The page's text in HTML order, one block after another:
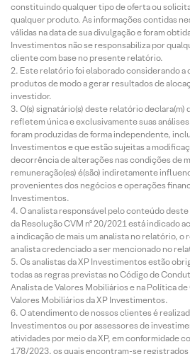
constituindo qualquer tipo de oferta ou
qualquer produto. As informações contidas
válidas na data de sua divulgação e foram
Investimentos não se responsabiliza por
cliente com base no presente relatório.
Este relatório foi elaborado considerando a
produtos de modo a gerar resultados de
investidor.
O(s) signatário(s) deste relatório declara(m)
refletem única e exclusivamente suas
foram produzidas de forma independente,
Investimentos e que estão sujeitas a
decorrência de alterações nas condições de
remuneração(es) é(são) indiretamente
provenientes dos negócios e operações
Investimentos.
O analista responsável pelo conteúdo
da Resolução CVM nº 20/2021 está indicado
a indicação de mais um analista no relatório, o
analista credenciado a ser mencionado no
Os analistas da XP Investimentos estão
todas as regras previstas no Código de
Analista de Valores Mobiliários e na Política
Valores Mobiliários da XP Investimentos.
O atendimento de nossos clientes é
Investimentos ou por assessores de
atividades por meio da XP, em conformidade
178/2023, os quais encontram-se registrados